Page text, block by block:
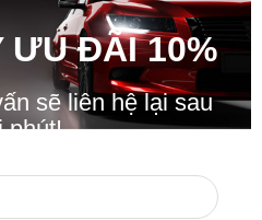
ƯU ĐÃI10%
sẽ liên hệ lại sau
phút!